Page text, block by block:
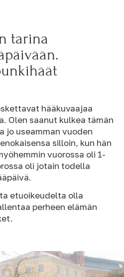
tarina
hääkuvaajaa
Olen saanut kulkea tämän
jo useamman vuoden
silloin, kun hän
vuorossa oli 1-
oli jotain todella
etuoikeudelta olla
perheen elämän